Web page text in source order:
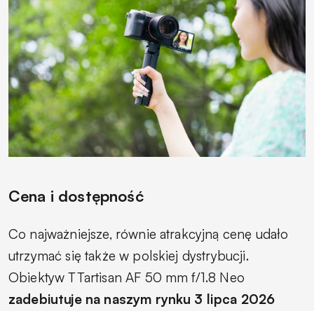
Cena i dostępność
Co najważniejsze, równie atrakcyjną cenę udało
utrzymać się także w polskiej dystrybucji.
Obiektyw TTartisan AF 50 mm f/1.8 Neo
zadebiutuje na naszym rynku 3 lipca 2026